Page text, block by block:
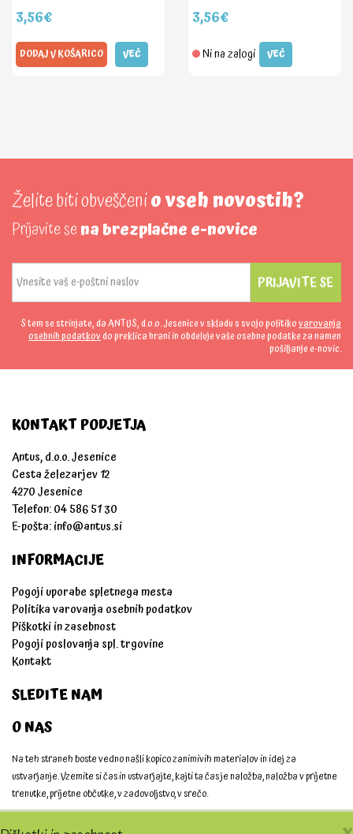
3,56€
DODAJ V KOŠARICO VEČ
3,56€
Ni na zalogi VEČ
Želite biti obveščenio vseh novostih?
Prijavite sena brezplačne e-novice
PRIJAVITE SE
S tem se strinjate, da ANTUS, d.o.o. Jesenice v skladu s svojo politikovarovanja
osebnih podatkovdo preklica hrani in obdeluje vaše osebne podatke za namen
pošiljanje e-novic.
KONTAKT PODJETJA
Antus, d.o.o. Jesenice
Cesta železarjev 12
4270 Jesenice
Telefon: 04 586 51 30
E-pošta:info@antus.si
INFORMACIJE
Pogoji uporabe spletnega mesta
Politika varovanja osebnih podatkov
Piškotki in zasebnost
Pogoji poslovanja spl. trgovine
Kontakt
SLEDITE NAM
O NAS
Na teh straneh boste vedno našli kopico zanimivih materialov in idej za
ustvarjanje. Vzemite si čas in ustvarjajte, kajti ta čas je naložba, naložba v prijetne
trenutke, prijetne občutke, v zadovoljstvo, v srečo.
Ustvarjajmo skupaj!